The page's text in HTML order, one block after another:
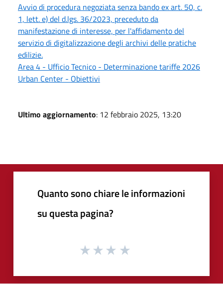
Avvio di procedura negoziata senza bando ex art. 50, c.
1, lett. e) del d.lgs. 36/2023, preceduto da
manifestazione di interesse, per l'affidamento del
servizio di digitalizzazione degli archivi delle pratiche
edilizie.
Area 4 - Ufficio Tecnico - Determinazione tariffe 2026
Urban Center - Obiettivi
Ultimo aggiornamento: 12 febbraio 2025, 13:20
Quanto sono chiare le informazioni
su questa pagina?